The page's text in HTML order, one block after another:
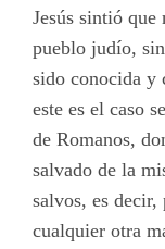
Jesús sintió que
pueblo judío,
sido conocida y
este es el caso
de Romanos,
salvado de la
salvos, es
cualquier otra